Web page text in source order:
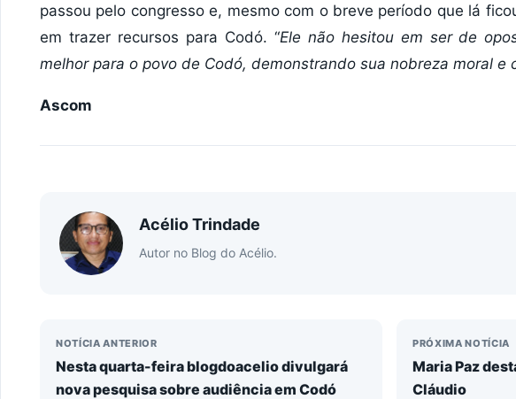
passou pelo congresso e, mesmo com o breve período que lá
em trazer recursos para Codó. “Ele não hesitou em ser de
melhor para o povo de Codó, demonstrando sua nobreza moral e
Ascom
Acélio Trindade
Autor no Blog do Acélio.
NOTÍCIA ANTERIOR
Nesta quarta-feira blogdoacelio divulgará
nova pesquisa sobre audiência em Codó
PRÓXIMA NOTÍCIA
Maria Paz
Cláudio